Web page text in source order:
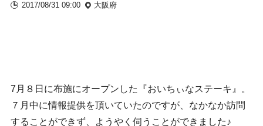
2017/08/31 09:00 大阪府
7月８日に布施にオープンした『おいちぃなステーキ』。
７月中に情報提供を頂いていたのですが、なかなか訪問
することができず、ようやく伺うことができました♪